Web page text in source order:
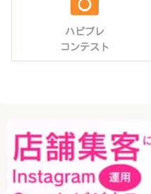
ハピプレ
コンテスト